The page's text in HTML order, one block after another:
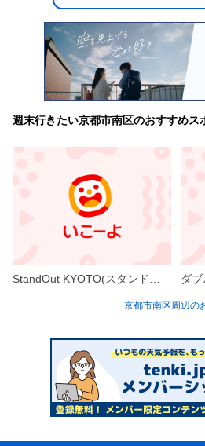
週末行きたい京都市南区のおすすめス
ダ
京都市南区周辺の